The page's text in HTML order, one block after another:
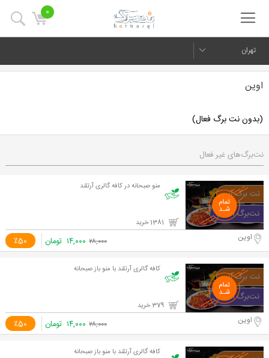
0
تهران
اوین
(بدون نت برگ فعال)
نت‌برگ‌های غیر فعال
منو صبحانه در کافه گالری آرتلند
٪50 اوین ۲۸,۰۰۰ ۱۴,۰۰۰ تومان
کافه گالری آرتلند با منو باز صبحانه
٪50 اوین ۲۸,۰۰۰ ۱۴,۰۰۰ تومان
کافه گالری آرتلند با منو باز صبحانه